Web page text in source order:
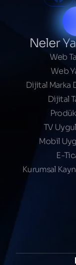
Neler
Web
Web
Dijital Marka
Dijital
TV
Mobil
E-
Kurumsal